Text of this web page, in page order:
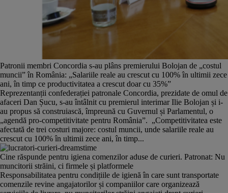
Patronii membri Concordia s-au plâns premierului Bolojan de „costul
muncii” în România: „Salariile reale au crescut cu 100% în ultimii zece
ani, în timp ce productivitatea a crescut doar cu 35%”
Reprezentanții confederației patronale Concordia, prezidate de omul de
afaceri Dan Șucu, s-au întâlnit cu premierul interimar Ilie Bolojan și i-
au propus să construiască, împreună cu Guvernul și Parlamentul, o
„agendă pro-competitivitate pentru România”. „Competitivitatea este
afectată de trei costuri majore: costul muncii, unde salariile reale au
crescut cu 100% în ultimii zece ani, în timp...
Cine răspunde pentru igiena comenzilor aduse de curieri. Patronat: Nu
muncitorii străini, ci firmele și platformele
Responsabilitatea pentru condițiile de igienă în care sunt transportate
comenzile revine angajatorilor și companiilor care organizează